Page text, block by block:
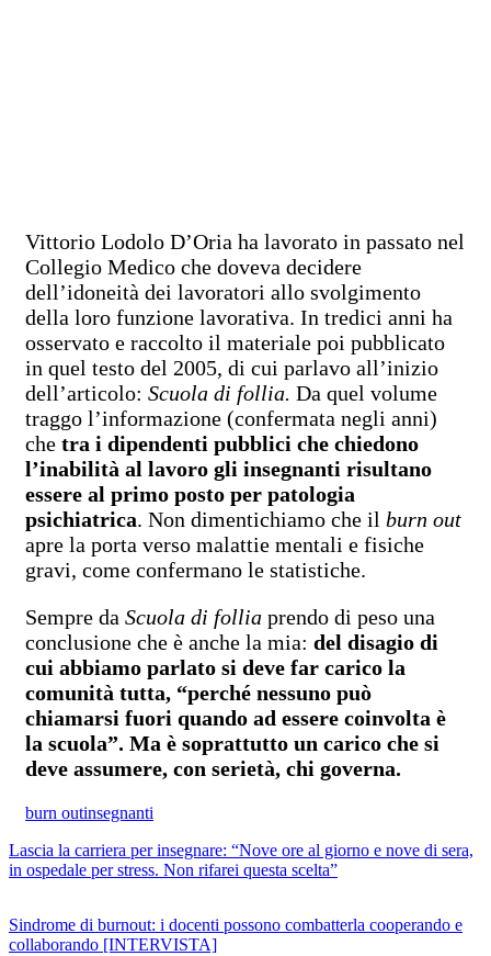
Vittorio Lodolo D’Oria ha lavorato in passato nel
Collegio Medico che doveva decidere
dell’idoneità dei lavoratori allo svolgimento
della loro funzione lavorativa. In tredici anni ha
osservato e raccolto il materiale poi pubblicato
in quel testo del 2005, di cui parlavo all’inizio
dell’articolo: Scuola di follia. Da quel volume
traggo l’informazione (confermata negli anni)
che tra i dipendenti pubblici che chiedono
l’inabilità al lavoro gli insegnanti risultano
essere al primo posto per patologia
psichiatrica. Non dimentichiamo che il burn out
apre la porta verso malattie mentali e fisiche
gravi, come confermano le statistiche.
Sempre da Scuola di follia prendo di peso una
conclusione che è anche la mia: del disagio di
cui abbiamo parlato si deve far carico la
comunità tutta, “perché nessuno può
chiamarsi fuori quando ad essere coinvolta è
la scuola”. Ma è soprattutto un carico che si
deve assumere, con serietà, chi governa.
burn outinsegnanti
Lascia la carriera per insegnare: “Nove ore al giorno e nove di sera,
in ospedale per stress. Non rifarei questa scelta”
Sindrome di burnout: i docenti possono combatterla cooperando e
collaborando [INTERVISTA]